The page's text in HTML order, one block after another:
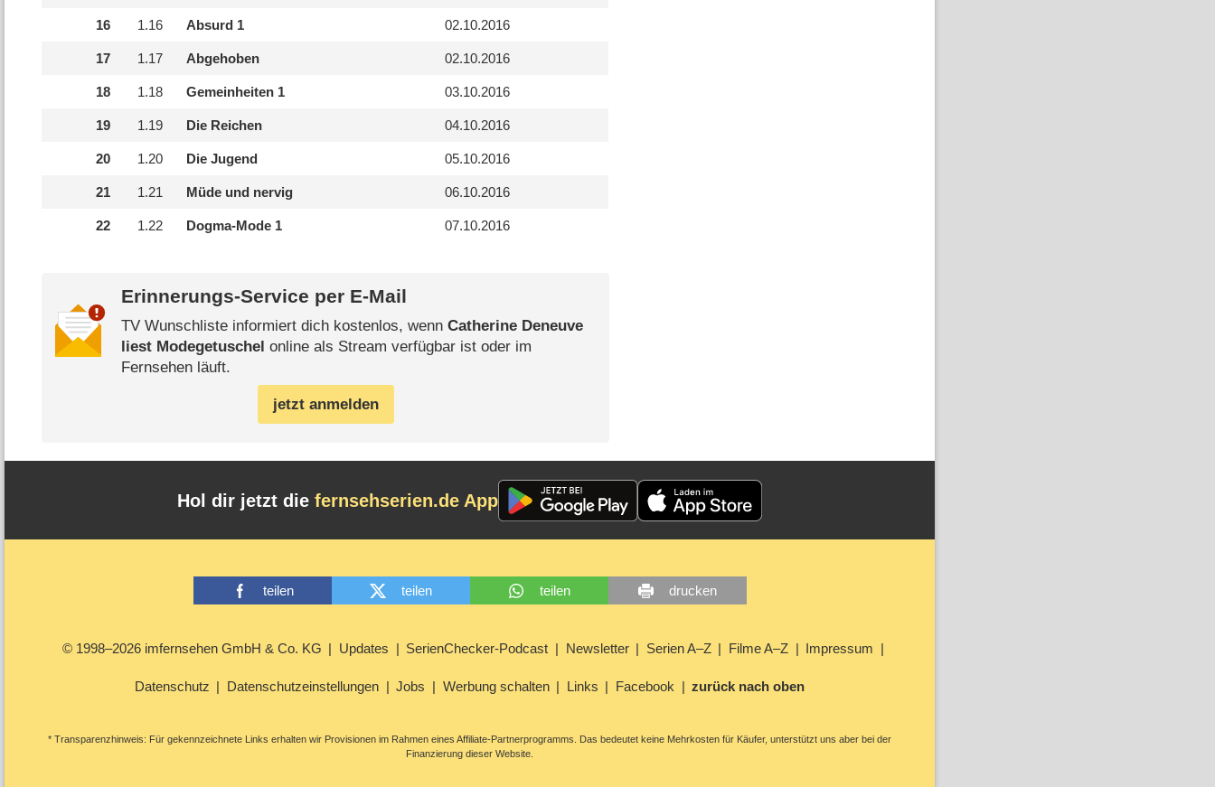
16 1.16 Absurd 1 02.10.2016
17 1.17 Abgehoben 02.10.2016
18 1.18 Gemeinheiten 1 03.10.2016
19 1.19 Die Reichen 04.10.2016
20 1.20 Die Jugend 05.10.2016
21 1.21 Müde und nervig 06.10.2016
22 1.22 Dogma-Mode 1 07.10.2016
Erinnerungs-Service per E-Mail
TV Wunschliste informiert dich kostenlos, wenn Catherine Deneuve
liest Modegetuschel online als Stream verfügbar ist oder im
Fernsehen läuft.
jetzt anmelden
Hol dir jetzt die fernsehserien.de App
teilen teilen teilen drucken
© 1998–2026 imfernsehen GmbH & Co. KG Updates SerienChecker-Podcast Newsletter Serien A–Z Filme A–Z Impressum
Datenschutz Datenschutzeinstellungen Jobs Werbung schalten Links Facebook zurück nach oben
* Transparenzhinweis: Für gekennzeichnete Links erhalten wir Provisionen im Rahmen eines Affiliate-Partnerprogramms. Das bedeutet keine Mehrkosten für Käufer, unterstützt uns aber bei der
Finanzierung dieser Website.